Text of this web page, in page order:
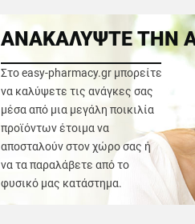
ΑΝΑΚΑΛΥΨΤΕ ΤΗΝ
Στο easy-pharmacy.gr μπορείτε
να καλύψετε τις ανάγκες σας
μέσα από μια μεγάλη ποικιλία
προϊόντων έτοιμα να
αποσταλούν στον χώρο σας ή
να τα παραλάβετε από το
φυσικό μας κατάστημα.